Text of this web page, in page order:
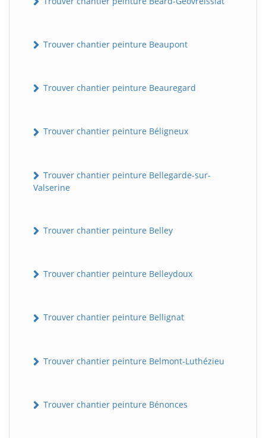
Trouver chantier peinture Beaupont
Trouver chantier peinture Beauregard
Trouver chantier peinture Béligneux
Trouver chantier peinture Bellegarde-sur-
Valserine
Trouver chantier peinture Belley
Trouver chantier peinture Belleydoux
Trouver chantier peinture Bellignat
Trouver chantier peinture Belmont-Luthézieu
Trouver chantier peinture Bénonces